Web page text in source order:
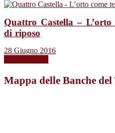
Quattro Castella –
di riposo
28 Giugno 2016
Mappa delle Banche